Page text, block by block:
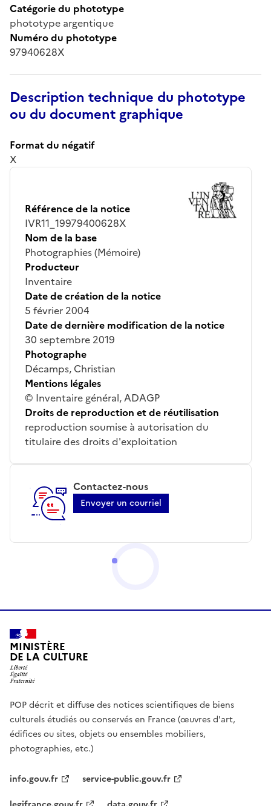
Catégorie du phototype
phototype argentique
Numéro du phototype
97940628X
Description technique du phototype
ou du document graphique
Format du négatif
X
Référence de la notice
IVR11_19979400628X
Nom de la base
Photographies (Mémoire)
Producteur
Inventaire
Date de création de la notice
5 février 2004
Date de dernière modification de la notice
30 septembre 2019
Photographe
Décamps, Christian
Mentions légales
© Inventaire général, ADAGP
Droits de reproduction et de réutilisation
reproduction soumise à autorisation du
titulaire des droits d'exploitation
Contactez-nous
Envoyer un courriel
MINISTÈRE
DE LA CULTURE
POP décrit et diffuse des notices scientifiques de biens
culturels étudiés ou conservés en France (œuvres d'art,
édifices ou sites, objets ou ensembles mobiliers,
photographies, etc.)
info.gouv.fr
service-public.gouv.fr